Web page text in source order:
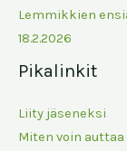
Lemmikkien
18.2.2026
Pikalinkit
Liity jäseneksi
Miten voin auttaa